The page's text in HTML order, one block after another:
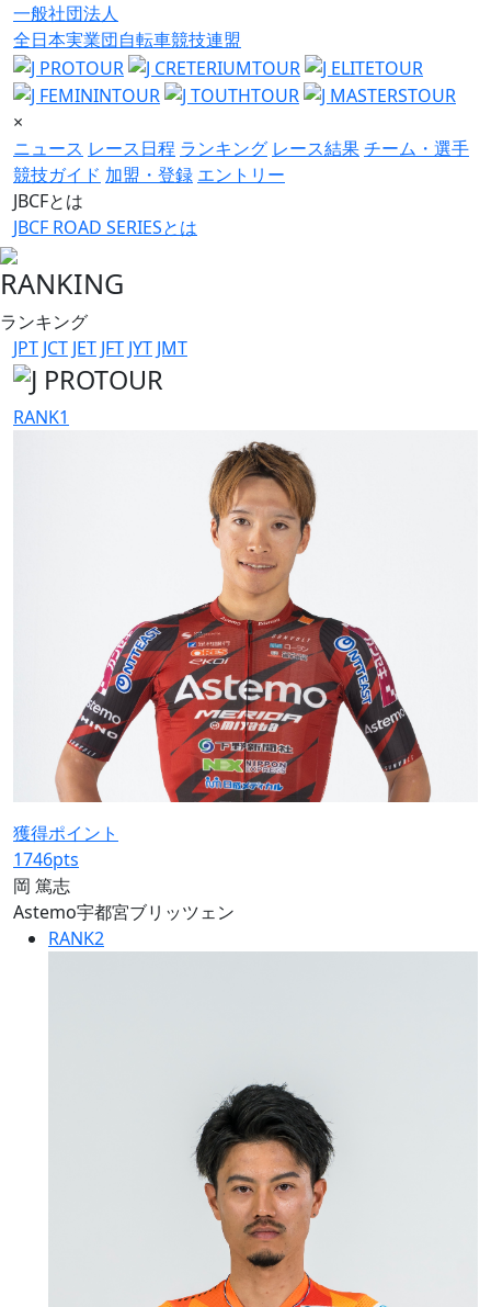
一般社団法人
全日本実業団自転車競技連盟
×
ニュース レース日程 ランキング レース結果チーム・選手
競技ガイド 加盟・登録 エントリー
JBCFとは
JBCF ROAD SERIESとは
RANKING
ランキング
JPT JCT JET JFT JYT JMT
RANK1
獲得ポイント
1746pts
岡 篤志
Astemo宇都宮ブリッツェン
RANK2